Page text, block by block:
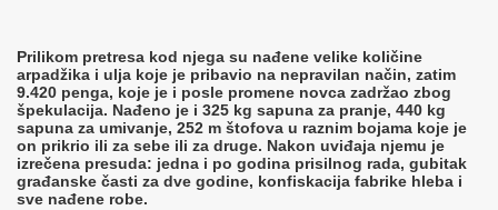
Prilikom pretresa kod njega su nađene velike količine
arpadžika i ulja koje je pribavio na nepravilan način, zatim
9.420 penga, koje je i posle promene novca zadržao zbog
špekulacija. Nađeno je i 325 kg sapuna za pranje, 440 kg
sapuna za umivanje, 252 m štofova u raznim bojama koje je
on prikrio ili za sebe ili za druge. Nakon uviđaja njemu je
izrečena presuda: jedna i po godina prisilnog rada, gubitak
građanske časti za dve godine, konfiskacija fabrike hleba i
sve nađene robe.